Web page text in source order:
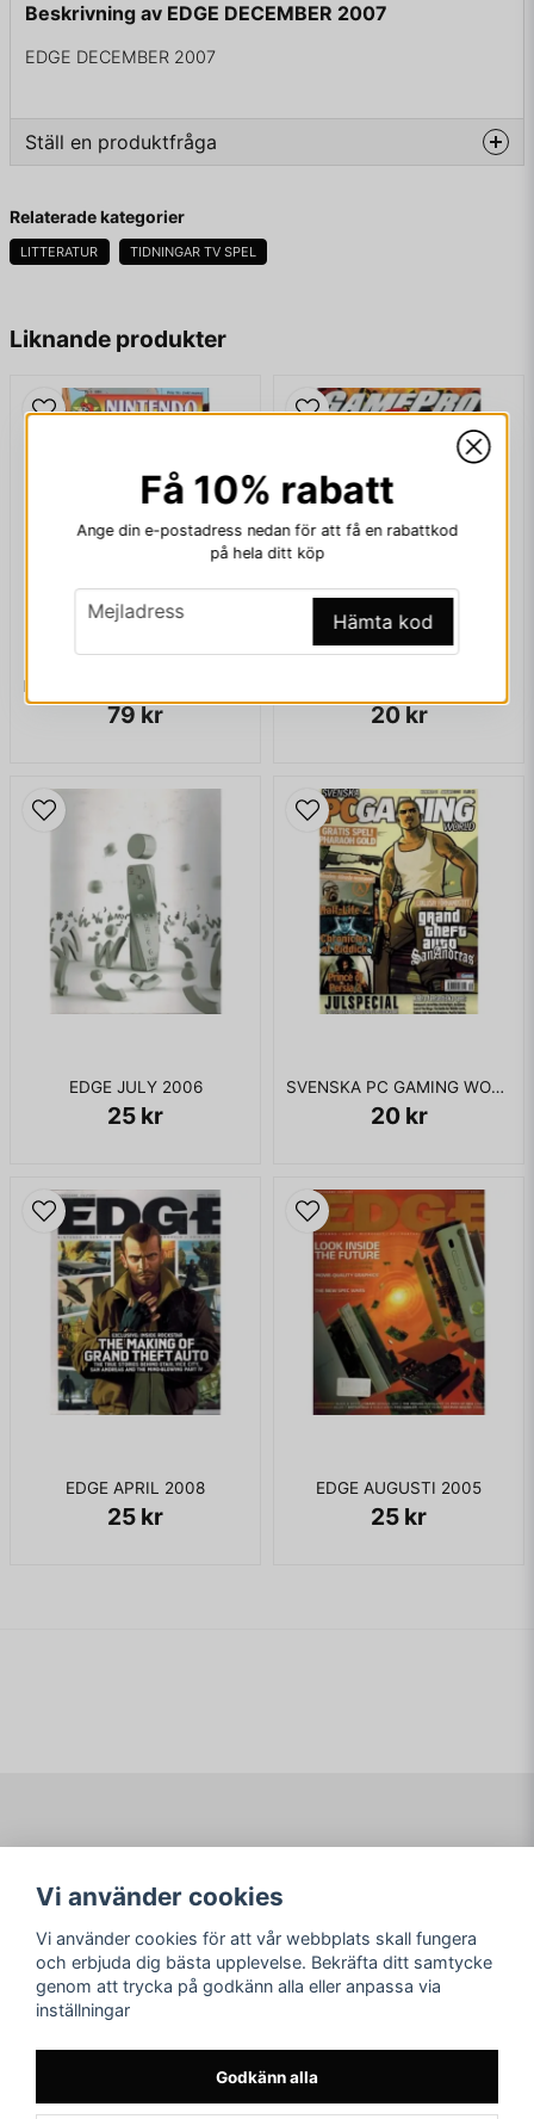
Liknande produkter
79 kr 20 kr
EDGE JULY 2006
25 kr
SVENSKA PC GAMING WORLD NR 01 JAN 2005
20 kr
EDGE APRIL 2008
25 kr
EDGE AUGUSTI 2005
25 kr
Beskrivning av EDGE DECEMBER 2007
EDGE DECEMBER 2007
Ställ en produktfråga
Fråga oss något om denna produkten...
Namn
email
Ja, ni får publicera min fråga
Relaterade kategorier
LITTERATUR TIDNINGAR TV SPEL
Få 10% rabatt
Ange din e-postadress nedan för att få en rabattkod
på hela ditt köp
email
Mejladress Hämta kod
Köpvillkor
Logga in
Glömt lösenord?
Sociala medier arkad.nu
Vi använder cookies
Vi använder cookies för att vår webbplats skall fungera
och erbjuda dig bästa upplevelse. Bekräfta ditt samtycke
genom att trycka på godkänn alla eller anpassa via
inställningar
Godkänn alla